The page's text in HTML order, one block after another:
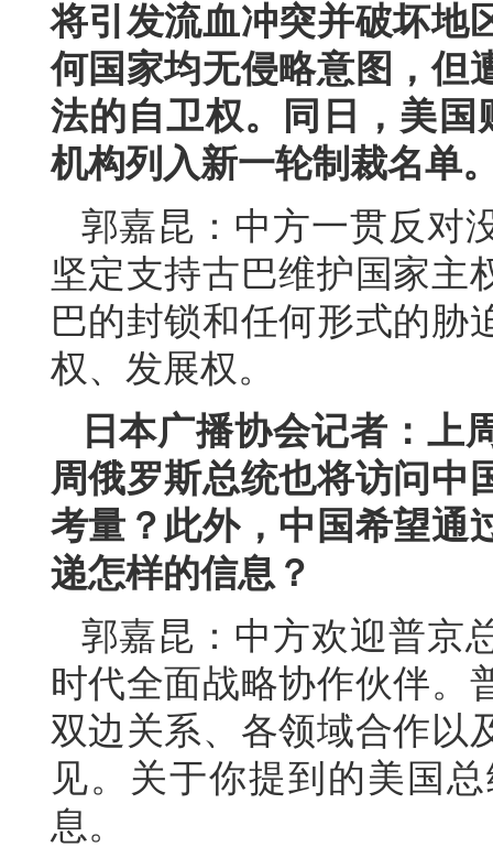
将引发流血冲突并破坏地
何国家均无侵略意图，但
法的自卫权。同日，美
机构列入新一轮制裁名单
郭嘉昆：中方一贯反对
坚定支持古巴维护国家主
巴的封锁和任何形式的胁
权、发展权。
日本广播协会记者：上
周俄罗斯总统也将访问中
考量？此外，中国希望通
递怎样的信息？
郭嘉昆：中方欢迎普京
时代全面战略协作伙伴。
双边关系、各领域合作以
见。关于你提到的美国
息。